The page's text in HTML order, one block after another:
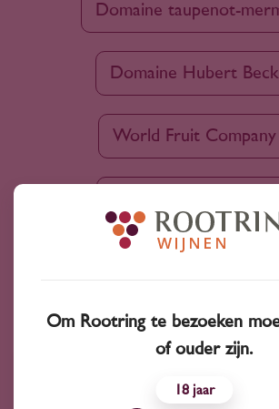
Domaine taupenot-
Domaine Hubert Beck
World Fruit Company
Ruim assortiment
Om Rootring te bezoeken
of ouder zijn.
18